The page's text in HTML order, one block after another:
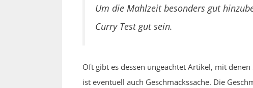
Um die Mahlzeit besonders gut
Curry Test gut sein.
Oft gibt es dessen ungeachtet Artikel, mit
ist eventuell auch Geschmackssache. Die